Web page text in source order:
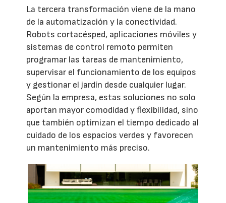
La tercera transformación viene de la mano
de la automatización y la conectividad.
Robots cortacésped, aplicaciones móviles y
sistemas de control remoto permiten
programar las tareas de mantenimiento,
supervisar el funcionamiento de los equipos
y gestionar el jardín desde cualquier lugar.
Según la empresa, estas soluciones no solo
aportan mayor comodidad y flexibilidad, sino
que también optimizan el tiempo dedicado al
cuidado de los espacios verdes y favorecen
un mantenimiento más preciso.